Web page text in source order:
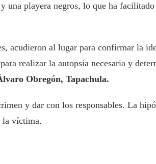
una playera negros, lo que ha facilitado
acudieron al lugar para confirmar la
realizar la autopsia necesaria y
Obregón, Tapachula.
y dar con los responsables. La
la víctima.